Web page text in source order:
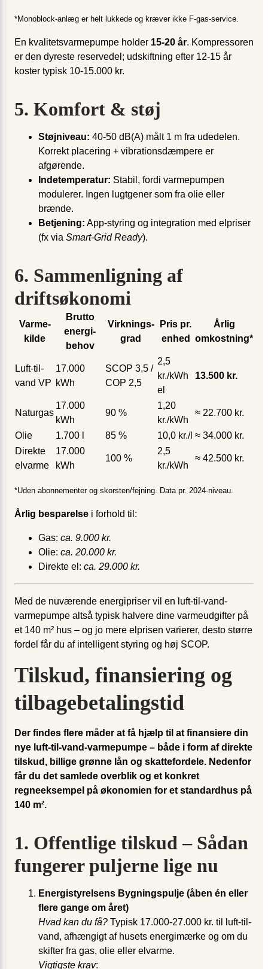
*Monoblock-anlæg er helt lukkede og kræver ikke F-gas-service.
En kvalitetsvarmepumpe holder 15-20 år. Kompressoren
er den dyreste reservedel; udskiftning efter 12-15 år
koster typisk 10-15.000 kr.
5. Komfort & støj
Støjniveau: 40-50 dB(A) målt 1 m fra udedelen.
Korrekt placering + vibrationsdæmpere er
afgørende.
Indetemperatur: Stabil, fordi varmepumpen
modulerer. Ingen lugtgener som fra olie eller
brænde.
Betjening: App-styring og integration med elpriser
(fx via Smart-Grid Ready).
6. Sammenligning af
driftsøkonomi
Varme­
kilde
Brutto
energi­
behov
Virknings­
grad
Pris pr.
enhed
Årlig
omkostning*
Luft-til-
vand VP
17.000
kWh
SCOP 3,5 /
COP 2,5
2,5
kr./kWh
el
13.500 kr.
Naturgas
17.000
kWh
90 %
1,20
kr./kWh
≈ 22.700 kr.
Olie 1.700 l 85 % 10,0 kr./l ≈ 34.000 kr.
Direkte
elvarme
17.000
kWh
100 %
2,5
kr./kWh
≈ 42.500 kr.
*Uden abonnementer og skorsten/fejning. Data pr. 2024-niveau.
Årlig besparelse i forhold til:
Gas: ca. 9.000 kr.
Olie: ca. 20.000 kr.
Direkte el: ca. 29.000 kr.
Med de nuværende energipriser vil en luft-til-vand-
varmepumpe altså typisk halvere dine varmeudgifter på
et 140 m² hus – og jo mere elprisen varierer, desto større
fordel får du af intelligent styring og høj SCOP.
Tilskud, finansiering og
tilbagebetalingstid
Der findes flere måder at få hjælp til at finansiere din
nye luft-til-vand-varmepumpe – både i form af direkte
tilskud, billige grønne lån og skattefordele. Nedenfor
får du det samlede overblik og et konkret
regneeksempel på økonomien for et standardhus på
140 m².
1. Offentlige tilskud – Sådan
fungerer puljerne lige nu
Energistyrelsens Bygningspulje (åben én eller
flere gange om året)
Hvad kan du få? Typisk 17.000-27.000 kr. til luft-til-
vand, afhængigt af husets energimærke og om du
skifter fra gas, olie eller elvarme.
Vigtigste krav: